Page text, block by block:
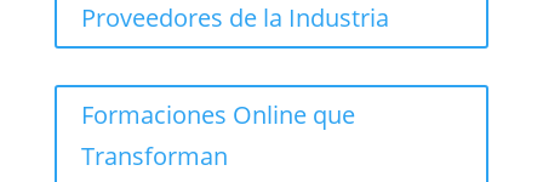
Proveedores de la Industria
Formaciones Online que
Transforman